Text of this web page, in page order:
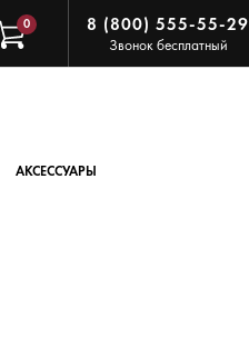
0 8 (800) 555-55-29
Звонок бесплатный
АКСЕССУАРЫ